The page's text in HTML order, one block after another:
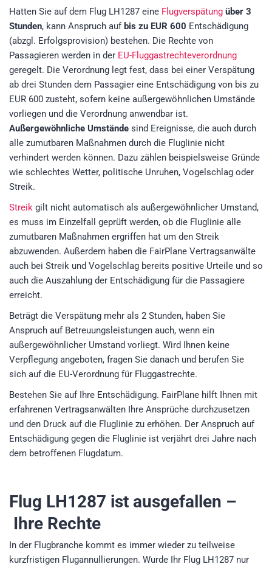
Hatten Sie auf dem Flug LH1287 eine Flugverspätung über 3
Stunden, kann Anspruch auf bis zu EUR 600 Entschädigung
(abzgl. Erfolgsprovision) bestehen. Die Rechte von
Passagieren werden in der EU-Fluggastrechteverordnung
geregelt. Die Verordnung legt fest, dass bei einer Verspätung
ab drei Stunden dem Passagier eine Entschädigung von bis zu
EUR 600 zusteht, sofern keine außergewöhnlichen Umstände
vorliegen und die Verordnung anwendbar ist.
Außergewöhnliche Umstände sind Ereignisse, die auch durch
alle zumutbaren Maßnahmen durch die Fluglinie nicht
verhindert werden können. Dazu zählen beispielsweise Gründe
wie schlechtes Wetter, politische Unruhen, Vogelschlag oder
Streik.
Streik gilt nicht automatisch als außergewöhnlicher Umstand,
es muss im Einzelfall geprüft werden, ob die Fluglinie alle
zumutbaren Maßnahmen ergriffen hat um den Streik
abzuwenden. Außerdem haben die FairPlane Vertragsanwälte
auch bei Streik und Vogelschlag bereits positive Urteile und so
auch die Auszahlung der Entschädigung für die Passagiere
erreicht.
Beträgt die Verspätung mehr als 2 Stunden, haben Sie
Anspruch auf Betreuungsleistungen auch, wenn ein
außergewöhnlicher Umstand vorliegt. Wird Ihnen keine
Verpflegung angeboten, fragen Sie danach und berufen Sie
sich auf die EU-Verordnung für Fluggastrechte.
Bestehen Sie auf Ihre Entschädigung. FairPlane hilft Ihnen mit
erfahrenen Vertragsanwälten Ihre Ansprüche durchzusetzen
und den Druck auf die Fluglinie zu erhöhen. Der Anspruch auf
Entschädigung gegen die Fluglinie ist verjährt drei Jahre nach
dem betroffenen Flugdatum.
Flug LH1287 ist ausgefallen –
Ihre Rechte
In der Flugbranche kommt es immer wieder zu teilweise
kurzfristigen Flugannullierungen. Wurde Ihr Flug LH1287 nur